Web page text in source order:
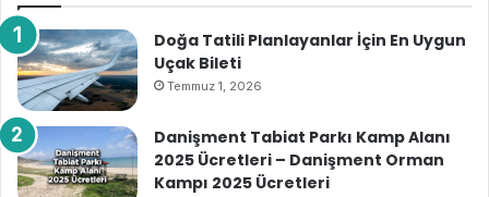
Doğa Tatili Planlayanlar İçin En Uygun
Uçak Bileti
Temmuz 1, 2026
Danişment Tabiat Parkı Kamp Alanı
2025 Ücretleri – Danişment Orman
Kampı 2025 Ücretleri